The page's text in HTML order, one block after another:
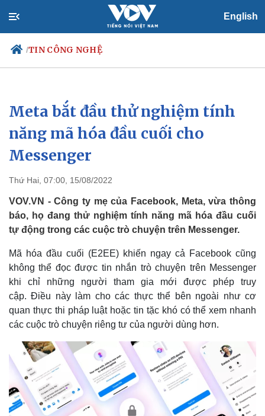
English
/TIN CÔNG NGHỆ
Chính trị
Đảng
Tổ chức nhân sự
Quốc hội
Nhận diện sự thật
Xã hội
Tin 24h
Dự báo thời tiết
Meta bắt đầu thử nghiệm tính
năng mã hóa đầu cuối cho
Messenger
Thứ Hai, 07:00, 15/08/2022
VOV.VN - Công ty mẹ của Facebook, Meta, vừa thông
báo, họ đang thử nghiệm tính năng mã hóa đầu cuối
tự động trong các cuộc trò chuyện trên Messenger.
Mã hóa đầu cuối (E2EE) khiến ngay cả Facebook cũng
không thể đọc được tin nhắn trò chuyện trên Messenger
khi chỉ những người tham gia mới được phép truy
cập. Điều này làm cho các thực thể bên ngoài như cơ
quan thực thi pháp luật hoặc tin tặc khó có thể xem nhanh
các cuộc trò chuyện riêng tư của người dùng hơn.